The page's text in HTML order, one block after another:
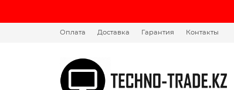
Оплата Доставка Гарантия Контакты